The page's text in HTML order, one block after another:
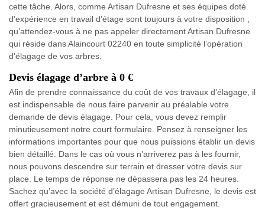
cette tâche. Alors, comme Artisan Dufresne et ses équipes doté
d’expérience en travail d’étage sont toujours à votre disposition ;
qu’attendez-vous à ne pas appeler directement Artisan Dufresne
qui réside dans Alaincourt 02240 en toute simplicité l’opération
d’élagage de vos arbres.
Devis élagage d’arbre à 0 €
Afin de prendre connaissance du coût de vos travaux d’élagage, il
est indispensable de nous faire parvenir au préalable votre
demande de devis élagage. Pour cela, vous devez remplir
minutieusement notre court formulaire. Pensez à renseigner les
informations importantes pour que nous puissions établir un devis
bien détaillé. Dans le cas où vous n’arriverez pas à les fournir,
nous pouvons descendre sur terrain et dresser votre devis sur
place. Le temps de réponse ne dépassera pas les 24 heures.
Sachez qu’avec la société d’élagage Artisan Dufresne, le devis est
offert gracieusement et est démuni de tout engagement.